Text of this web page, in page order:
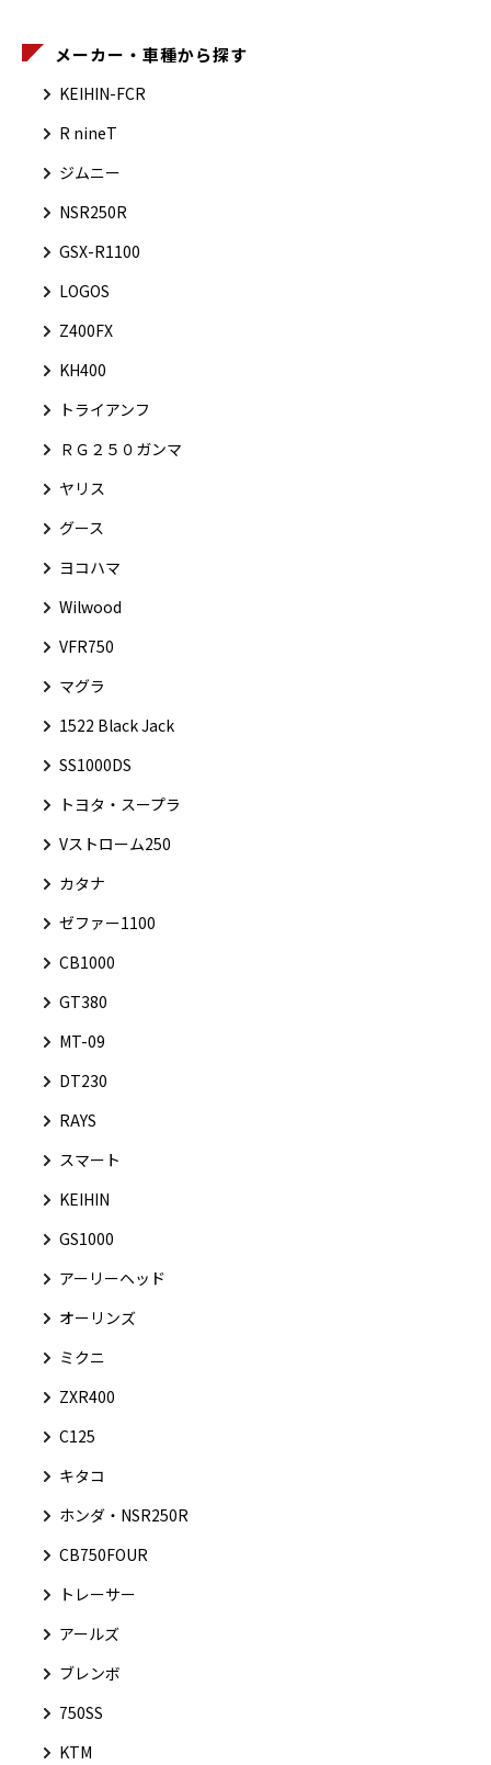
メーカー・車種から探す
KEIHIN-FCR
R nineT
ジムニー
NSR250R
GSX-R1100
LOGOS
Z400FX
KH400
トライアンフ
ＲＧ２５０ガンマ
ヤリス
グース
ヨコハマ
Wilwood
VFR750
マグラ
1522 Black Jack
SS1000DS
トヨタ・スープラ
Vストローム250
カタナ
ゼファー1100
CB1000
GT380
MT-09
DT230
RAYS
スマート
KEIHIN
GS1000
アーリーヘッド
オーリンズ
ミクニ
ZXR400
C125
キタコ
ホンダ・NSR250R
CB750FOUR
トレーサー
アールズ
ブレンボ
750SS
KTM